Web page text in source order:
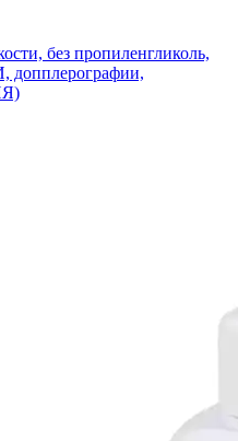
без пропиленгликоль,
допплерографии,